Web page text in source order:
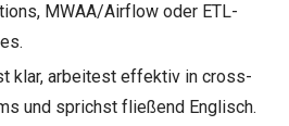
MWAA/Airflow oder ETL-
klar, arbeitest effektiv in cross-
und sprichst fließend Englisch.